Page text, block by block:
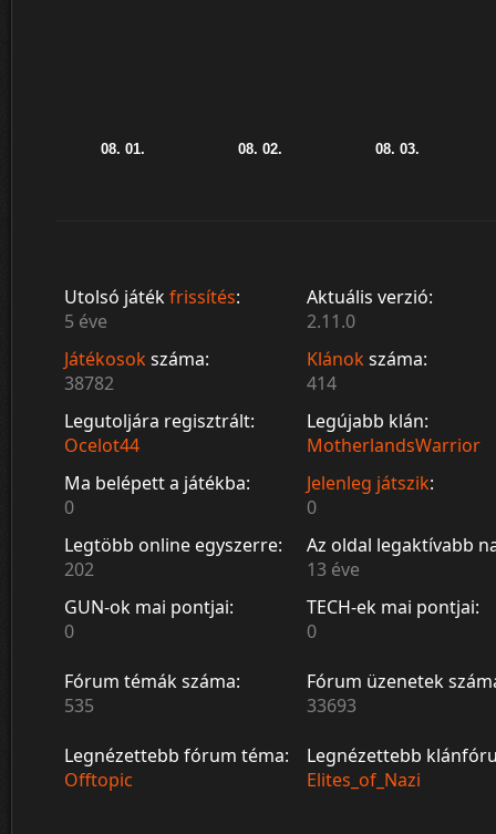
Utolsó játékfrissítés:
5 éve
Aktuális verzió:
2.11.0
Játékosokszáma:
38782
Klánokszáma:
414
Legutoljára regisztrált:
Ocelot44
Legújabb klán:
MotherlandsWarrior
Ma belépett a játékba:
0
Jelenleg játszik:
0
Legtöbb online egyszerre:
202
Az oldal legaktívabb
13 éve
GUN-ok mai pontjai:
0
TECH-ek mai pontjai:
0
Fórum témák száma:
535
Fórum üzenetek
33693
Legnézettebb fórum téma:
Offtopic
Legnézettebb
Elites_of_Nazi